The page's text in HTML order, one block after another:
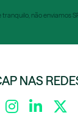
tranquilo, não enviamos
NAS